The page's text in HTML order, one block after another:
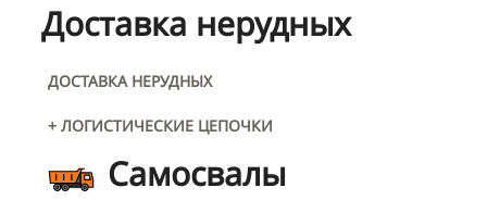
Доставка нерудных
ДОСТАВКА НЕРУДНЫХ
+ ЛОГИСТИЧЕСКИЕ ЦЕПОЧКИ
Самосвалы